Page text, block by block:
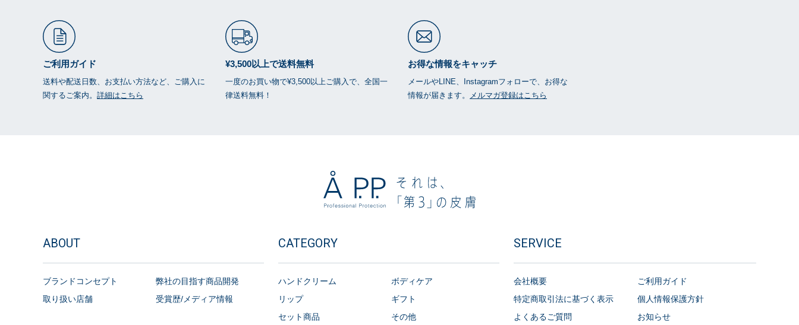
ご利用ガイド
送料や配送日数、お支払い方法など、ご購入に
関するご案内。 詳細はこちら
¥3,500以上で送料無料
一度のお買い物で¥3,500以上ご購入で、全国一
律送料無料！
お得な情報をキャッチ
メールやLINE、Instagramフォローで、お得な
情報が届きます。
メルマガ登録はこちら
ABOUT
ブランドコンセプト
弊社の目指す商品開発
取り扱い店舗
受賞歴/メディア情報
CATEGORY
ハンドクリーム
ボディケア
リップ
ギフト
セット商品
その他
SERVICE
会社概要
ご利用ガイド
特定商取引法に基づく表示
個人情報保護方針
よくあるご質問
お知らせ